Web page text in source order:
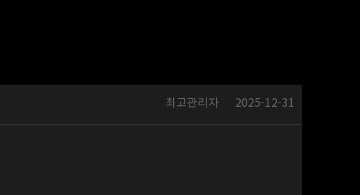
최고관리자 2025-12-31